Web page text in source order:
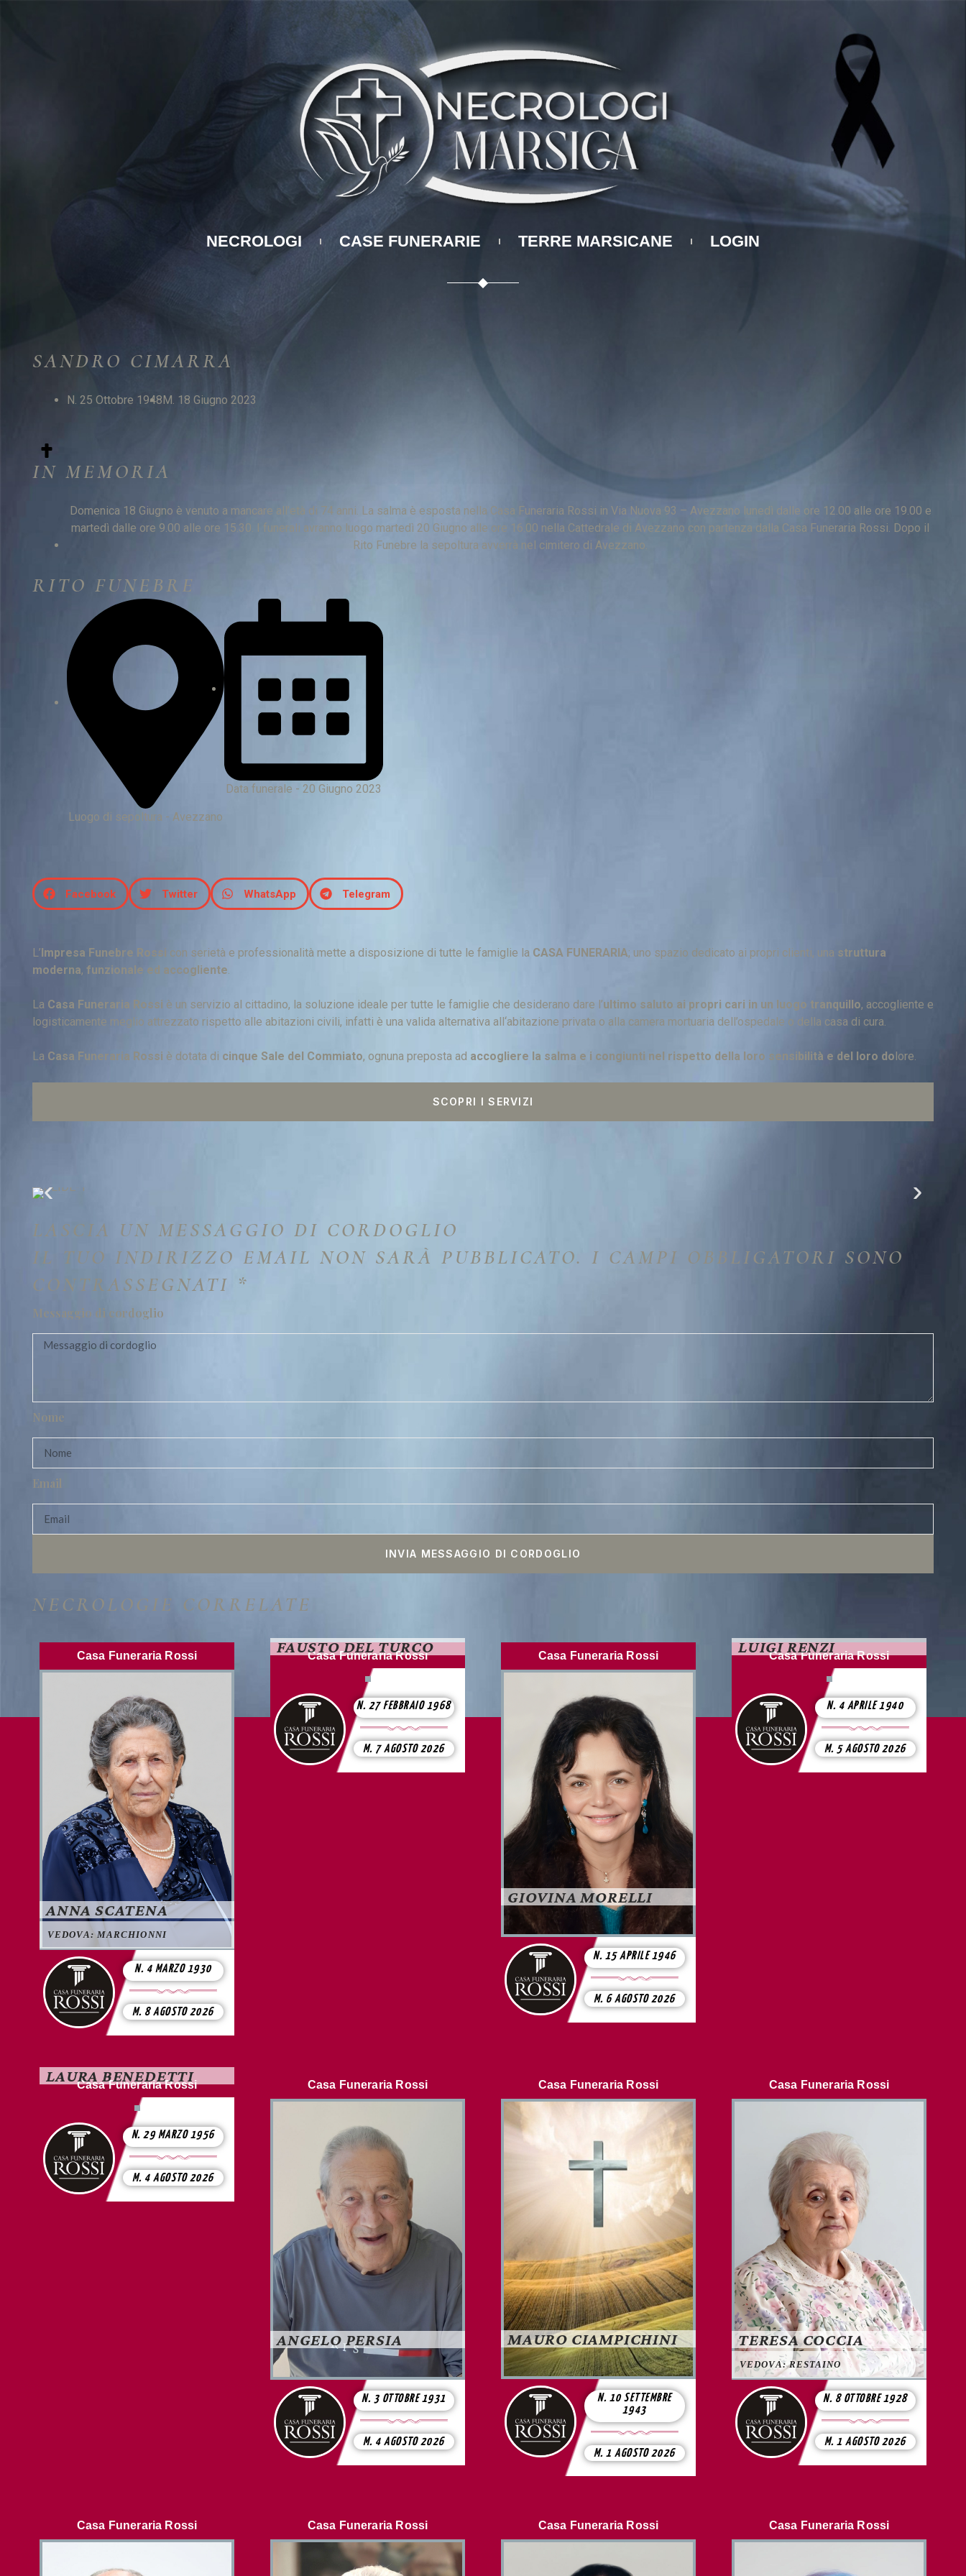
NECROLOGI CASE FUNERARIE TERRE MARSICANE LOGIN
SANDRO CIMARRA
N. 25 Ottobre 1948M. 18 Giugno 2023
IN MEMORIA
Domenica 18 Giugno è venuto a mancare all’età di 74 anni. La salma è esposta nella Casa Funeraria Rossi in Via Nuova 93 – Avezzano lunedì dalle ore 12.00 alle ore 19.00 e
martedì dalle ore 9.00 alle ore 15.30. I funerali avranno luogo martedì 20 Giugno alle ore 16.00 nella Cattedrale di Avezzano con partenza dalla Casa Funeraria Rossi. Dopo il
Rito Funebre la sepoltura avverrà nel cimitero di Avezzano.
RITO FUNEBRE
Luogo di sepoltura - Avezzano
Data funerale - 20 Giugno 2023
Facebook Twitter WhatsApp Telegram
L’Impresa Funebre Rossi con serietà e professionalità mette a disposizione di tutte le famiglie la CASA FUNERARIA; uno spazio dedicato ai propri clienti, una struttura
moderna, funzionale ed accogliente.
La Casa Funeraria Rossi è un servizio al cittadino, la soluzione ideale per tutte le famiglie che desiderano dare l’ultimo saluto ai propri cari in un luogo tranquillo, accogliente e
logisticamente meglio attrezzato rispetto alle abitazioni civili, infatti è una valida alternativa all‘abitazione privata o alla camera mortuaria dell’ospedale o della casa di cura.
La Casa Funeraria Rossi è dotata di cinque Sale del Commiato, ognuna preposta ad accogliere la salma e i congiunti nel rispetto della loro sensibilità e del loro dolore.
SCOPRI I SERVIZI
LASCIA UN MESSAGGIO DI CORDOGLIO
IL TUO INDIRIZZO EMAIL NON SARÀ PUBBLICATO. I CAMPI OBBLIGATORI SONO
CONTRASSEGNATI *
Messaggio di cordoglio
Nome
Email
INVIA MESSAGGIO DI CORDOGLIO
NECROLOGIE CORRELATE
Casa Funeraria Rossi
ANNA SCATENA
VEDOVA: MARCHIONNI
N. 4 MARZO 1930
M. 8 AGOSTO 2026
Casa Funeraria Rossi
FAUSTO DEL TURCO
N. 27 FEBBRAIO 1968
M. 7 AGOSTO 2026
Casa Funeraria Rossi
GIOVINA MORELLI
N. 15 APRILE 1946
M. 6 AGOSTO 2026
Casa Funeraria Rossi
LUIGI RENZI
N. 4 APRILE 1940
M. 5 AGOSTO 2026
Casa Funeraria Rossi
LAURA BENEDETTI
N. 29 MARZO 1956
M. 4 AGOSTO 2026
Casa Funeraria Rossi
ANGELO PERSIA
N. 3 OTTOBRE 1931
M. 4 AGOSTO 2026
Casa Funeraria Rossi
MAURO CIAMPICHINI
N. 10 SETTEMBRE
1943
M. 1 AGOSTO 2026
Casa Funeraria Rossi
TERESA COCCIA
VEDOVA: RESTAINO
N. 8 OTTOBRE 1928
M. 1 AGOSTO 2026
Casa Funeraria Rossi Casa Funeraria Rossi Casa Funeraria Rossi Casa Funeraria Rossi